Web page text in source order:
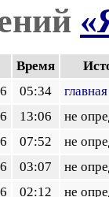
Время
05:34
13:06
не
07:52
не
03:07
не
02:12
не